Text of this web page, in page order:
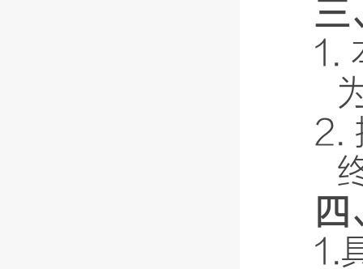
三
1.
2.
四
1.